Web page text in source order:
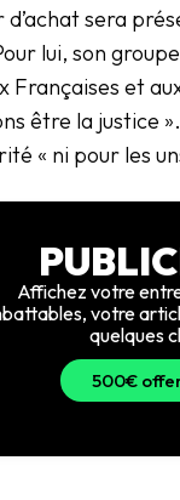
sera
lui, son
Françaises et
être la justice
« ni pour les
Affichez votre
votre
quelques
500€